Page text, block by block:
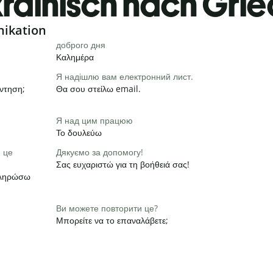
доброго дня
Καλημέρα
Я надішлю вам електронний лист.
Θα σου στείλω email.
Я над цим працюю
Το δουλεύω
це
Дякуємо за допомогу!
Σας ευχαριστώ για τη βοήθειά σας!
Ви можете повторити це?
Μπορείτε να το επαναλάβετε;